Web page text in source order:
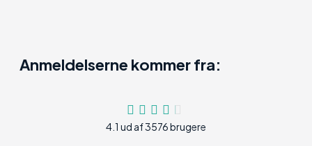
Anmeldelserne kommer fra:
4.1 ud af 3576 brugere